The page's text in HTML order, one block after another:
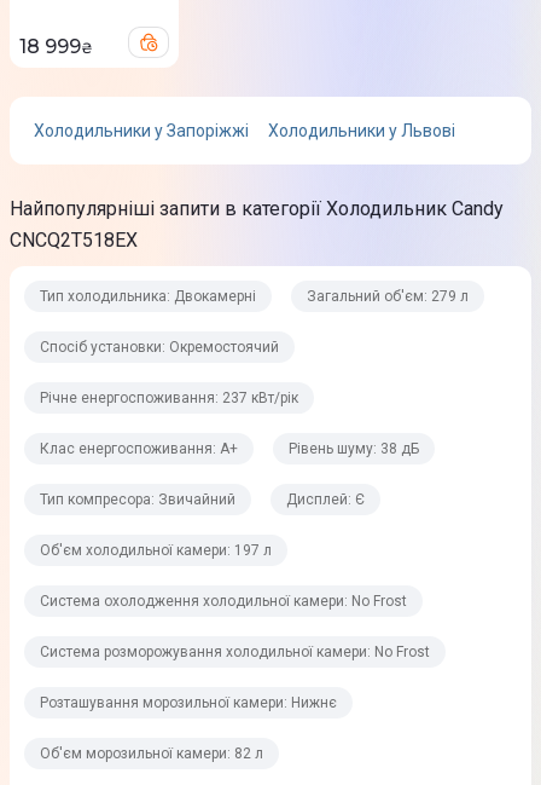
Холодильне відділення
Об'єм холодильної камери
197 л
Система охолодження холодильної камери
No Frost
Система розморожування холодильної камери
Полка для пляшок
Підвісна
Морозильне відділення
Нижнє
Об'єм морозильної камери
18 999₴
Холодильники у Запоріжжі Холодильники у Львові
Найпопулярніші запити в категорії Холодильник Candy
CNCQ2T518EX
Тип холодильника: Двокамерні Загальний об'єм: 279 л
Спосіб установки: Окремостоячий
Річне енергоспоживання: 237 кВт/рік
Клас енергоспоживання: A+ Рівень шуму: 38 дБ
Тип компресора: Звичайний Дисплей: Є
Об'єм холодильної камери: 197 л
Система охолодження холодильної камери: No Frost
Система розморожування холодильної камери: No Frost
Розташування морозильної камери: Нижнє
Об'єм морозильної камери: 82 л